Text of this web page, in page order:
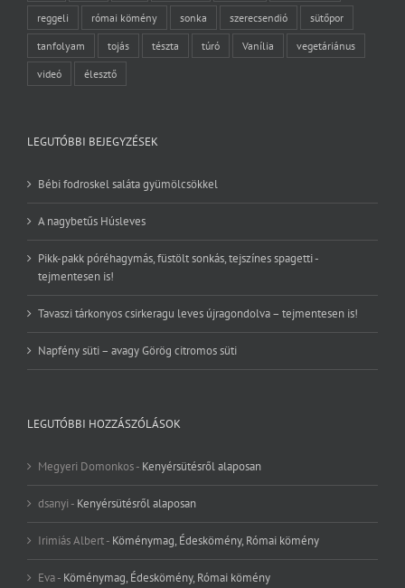
reggeli római kömény sonka szerecsendió sütőpor
tanfolyam tojás tészta túró Vanília vegetáriánus
videó élesztő
LEGUTÓBBI BEJEGYZÉSEK
Bébi fodroskel saláta gyümölcsökkel
A nagybetűs Húsleves
Pikk-pakk póréhagymás, füstölt sonkás, tejszínes spagetti -
tejmentesen is!
Tavaszi tárkonyos csirkeragu leves újragondolva – tejmentesen is!
Napfény süti – avagy Görög citromos süti
LEGUTÓBBI HOZZÁSZÓLÁSOK
Megyeri Domonkos- Kenyérsütésről alaposan
dsanyi - Kenyérsütésről alaposan
Irimiás Albert- Köménymag, Édeskömény, Római kömény
Eva- Köménymag, Édeskömény, Római kömény